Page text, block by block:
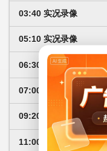
03:40 实况录像
05:10 实况录像
06:30 亲爱的，起床了
07:00 五星足球
09:20 实况录像
11:00 弈棋耍大牌